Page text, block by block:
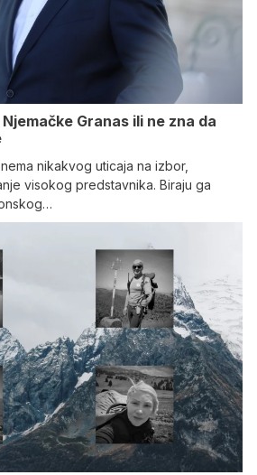
Granas ili ne zna da
nikakvog uticaja na izbor,
visokog predstavnika. Biraju ga